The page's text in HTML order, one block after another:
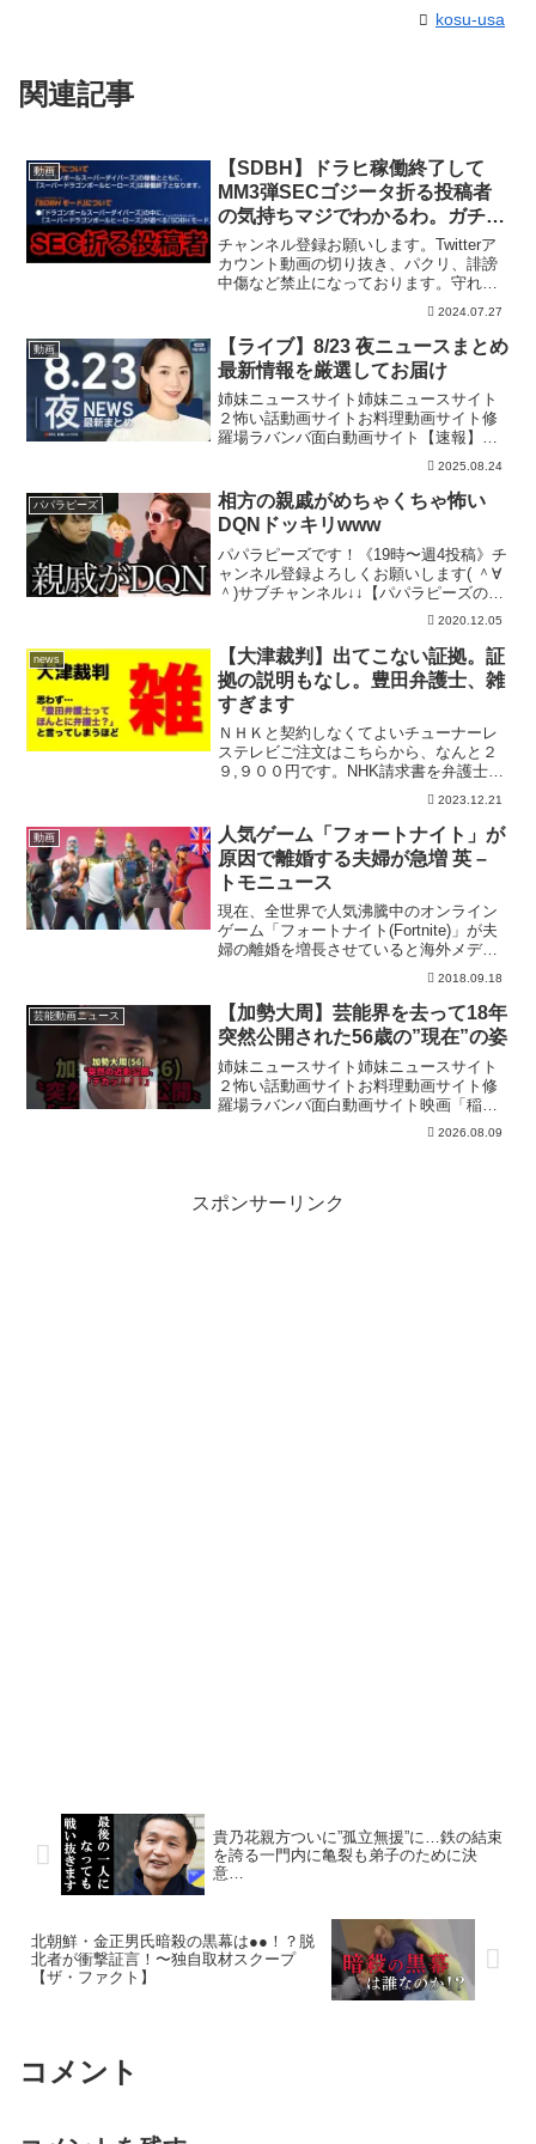
kosu-usa
関連記事
動画
【SDBH】ドラヒ稼働終了して
MM3弾SECゴジータ折る投稿者
の気持ちマジでわかるわ。ガチ勢
全員発狂してるよな【スーパード
ラゴンボールヒーローズ】
チャンネル登録お願いします。Twitterア
カウント動画の切り抜き、パクリ、誹謗
中傷など禁止になっております。守れな
い方は残念ですが、警察に被害届出しま
す。ビッグバンミッション最新情報ーー
ーーーーーーーーーー【SDBH】無
謀...MM1弾排...
2024.07.27
動画
【ライブ】8/23 夜ニュースまとめ
最新情報を厳選してお届け
姉妹ニュースサイト姉妹ニュースサイト
２怖い話動画サイトお料理動画サイト修
羅場ラバンバ面白動画サイト【速報】
「怖かった」街中は騒然 渋谷ヒカリエ
で催涙スプレー神戸のマンションで女性
殺害 女性のあとをつける男が…熱中症
警戒アラートは31都府県に...
2025.08.24
パパラピーズ
相方の親戚がめちゃくちゃ怖い
DQNドッキリwww
パパラピーズです！《19時〜週4投稿》チ
ャンネル登録よろしくお願いします( ＾∀
＾)サブチャンネル↓↓【パパラピーズの秘
密基地】~じんじん~【Twitter】
【Instagram】~タナカガ~【Twitter】
【Instagram】~パパラ...
2020.12.05
news
【大津裁判】出てこない証拠。証
拠の説明もなし。豊田弁護士、雑
すぎます
ＮＨＫと契約しなくてよいチューナーレ
ステレビご注文はこちらから、なんと２
９,９００円です。NHK請求書を弁護士が
代行で受け取るサービスをしています。
詳しくはこちらからこれまで本サービス
は「無料」で行わせていただいておりま
したが、当職【村岡徹...
2023.12.21
動画
人気ゲーム「フォートナイト」が
原因で離婚する夫婦が急増 英 –
トモニュース
現在、全世界で人気沸騰中のオンライン
ゲーム「フォートナイト(Fortnite)」が夫
婦の離婚を増長させていると海外メディ
ア「CNet 」が9月17日までに報じた。
TomoNewsチャンネル登録 ►►チャンネ
ル登録「TomoNews（トモニュ...
2018.09.18
芸能動画ニュース
【加勢大周】芸能界を去って18年
突然公開された56歳の”現在”の姿
姉妹ニュースサイト姉妹ニュースサイト
２怖い話動画サイトお料理動画サイト修
羅場ラバンバ面白動画サイト映画「稲村
ジェーン」でデビューし、吉田栄作・織
田裕二と並んで「トレンディ御三家」と
2026.08.09
スポンサーリンク
貴乃花親方ついに”孤立無援”に…鉄の結束
を誇る一門内に亀裂も弟子のために決
意…
北朝鮮・金正男氏暗殺の黒幕は●●！？脱
北者が衝撃証言！〜独自取材スクープ
【ザ・ファクト】
コメント